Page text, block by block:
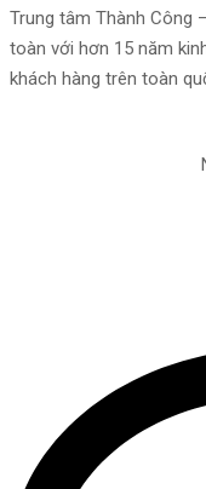
Trung tâm Thành Công
toàn với hơn 15 năm
khách hàng trên toàn